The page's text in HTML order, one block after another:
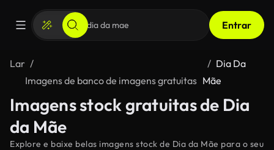
Entrar
Lar
Imagens de banco de imagens gratuitas
Dia Da
Mãe
Imagens stock gratuitas de Dia
da Mãe
Explore e baixe belas imagens stock de Dia da Mãe para o seu